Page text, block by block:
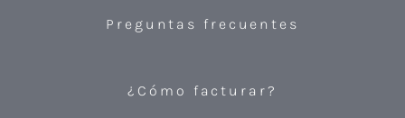
Preguntas frecuentes
¿Cómo facturar?